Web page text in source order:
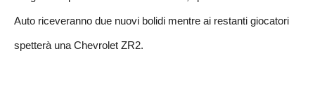
Auto riceveranno due nuovi bolidi mentre ai restanti giocatori
spetterà una Chevrolet ZR2.